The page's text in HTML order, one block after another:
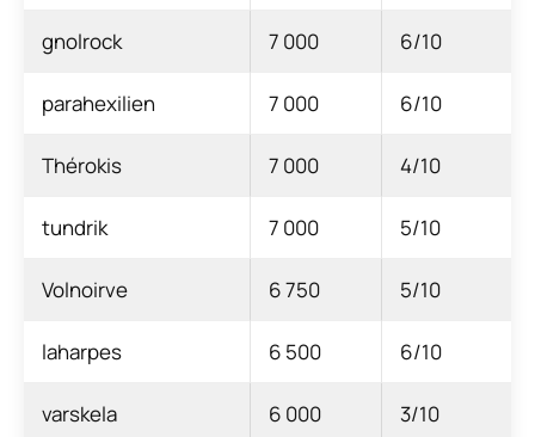
gnolrock 7 000 6/10
parahexilien 7 000 6/10
Thérokis 7 000 4/10
tundrik 7 000 5/10
Volnoirve 6 750 5/10
laharpes 6 500 6/10
varskela 6 000 3/10